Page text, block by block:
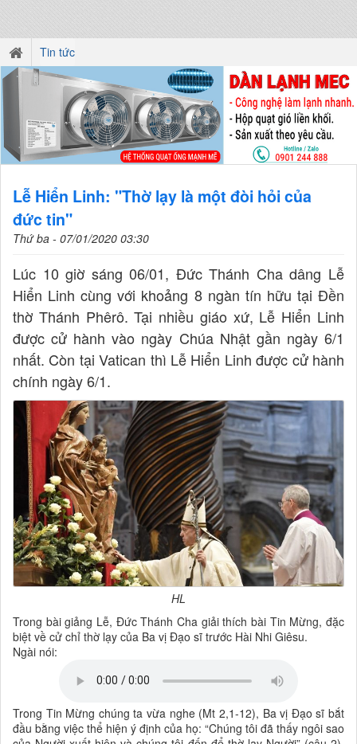
Tin tức
Lễ Hiển Linh: "Thờ lạy là một đòi hỏi của
đức tin"
Thứ ba - 07/01/2020 03:30
Lúc 10 giờ sáng 06/01, Đức Thánh Cha dâng Lễ
Hiển Linh cùng với khoảng 8 ngàn tín hữu tại Đền
thờ Thánh Phêrô. Tại nhiều giáo xứ, Lễ Hiển Linh
được cử hành vào ngày Chúa Nhật gần ngày 6/1
nhất. Còn tại Vatican thì Lễ Hiển Linh được cử hành
chính ngày 6/1.
HL
Trong bài giảng Lễ, Đức Thánh Cha giải thích bài Tin Mừng, đặc
biệt về cử chỉ thờ lạy của Ba vị Đạo sĩ trước Hài Nhi Giêsu.
Ngài nói:
Trong Tin Mừng chúng ta vừa nghe (Mt 2,1-12), Ba vị Đạo sĩ bắt
đầu bằng việc thể hiện ý định của họ: “Chúng tôi đã thấy ngôi sao